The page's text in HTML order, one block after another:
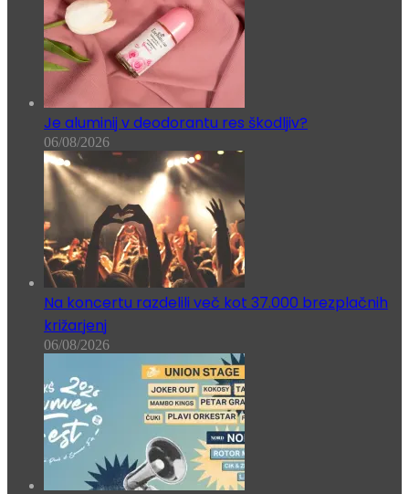
Je aluminij v deodorantu res škodljiv?
06/08/2026
Na koncertu razdelili več kot 37.000 brezplačnih
križarjenj
06/08/2026